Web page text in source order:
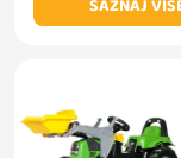
SAZNAJ